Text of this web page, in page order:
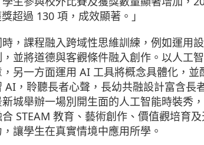
超過 130 項，成效顯著。」
，課程融入跨域性思維訓練，例如運用
並將道德與客觀條件融入創作。以人工
另一方面運用 AI 工具將概念具體化，
AI，聆聽長者心聲，長幼共融設計富含長
城舉辦一場別開生面的人工智能時裝秀
STEAM 教育、藝術創作、價值觀培育
讓學生在真實情境中應用所學。